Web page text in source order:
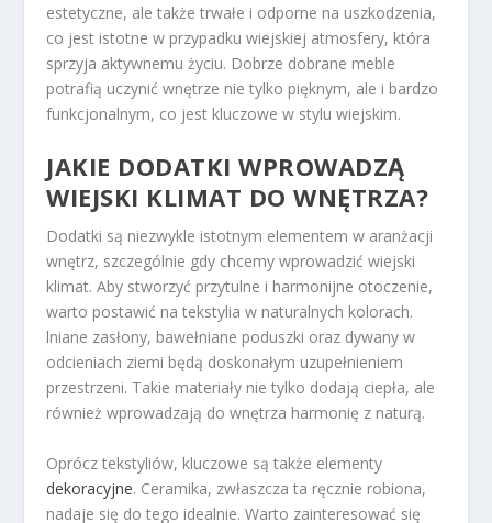
estetyczne, ale także trwałe i odporne na uszkodzenia,
co jest istotne w przypadku wiejskiej atmosfery, która
sprzyja aktywnemu życiu. Dobrze dobrane meble
potrafią uczynić wnętrze nie tylko pięknym, ale i bardzo
funkcjonalnym, co jest kluczowe w stylu wiejskim.
JAKIE DODATKI WPROWADZĄ
WIEJSKI KLIMAT DO WNĘTRZA?
Dodatki są niezwykle istotnym elementem w aranżacji
wnętrz, szczególnie gdy chcemy wprowadzić wiejski
klimat. Aby stworzyć przytulne i harmonijne otoczenie,
warto postawić na tekstylia w naturalnych kolorach.
lniane zasłony, bawełniane poduszki oraz dywany w
odcieniach ziemi będą doskonałym uzupełnieniem
przestrzeni. Takie materiały nie tylko dodają ciepła, ale
również wprowadzają do wnętrza harmonię z naturą.
Oprócz tekstyliów, kluczowe są także elementy
dekoracyjne. Ceramika, zwłaszcza ta ręcznie robiona,
nadaje się do tego idealnie. Warto zainteresować się